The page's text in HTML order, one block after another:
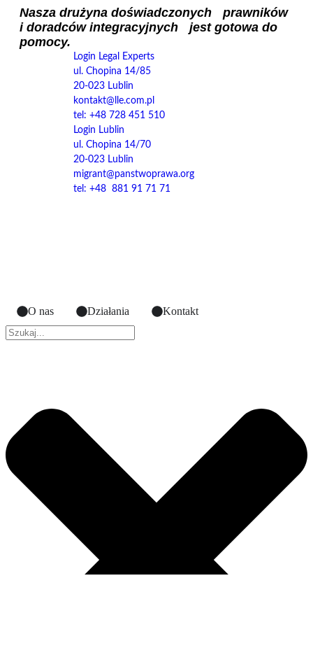
Nasza drużyna doświadczonych prawników
i doradców integracyjnych jest gotowa do
pomocy.
Login Legal Experts
ul. Chopina 14/85
20-023 Lublin
kontakt@lle.com.pl
tel: +48 728 451 510
Login Lublin
ul. Chopina 14/70
20-023 Lublin
migrant@panstwoprawa.org
tel: +48 881 91 71 71
O nas Działania Kontakt